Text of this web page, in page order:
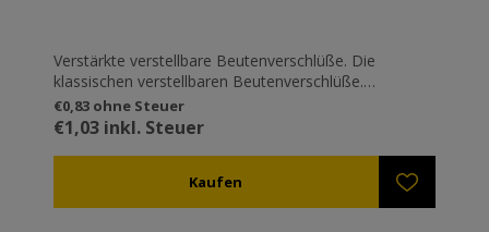
Verstärkte verstellbare Beutenverschlüße. Die
klassischen verstellbaren Beutenverschlüße.
Verstellbar, sodass sie in verschiedenen Höhen
einschnappen können (z.B. wenn eine Trennplatte
Griechenland. Verzinkt um Rosten zu vermeiden.
€0,83 ohne Steuer
€1,03 inkl. Steuer